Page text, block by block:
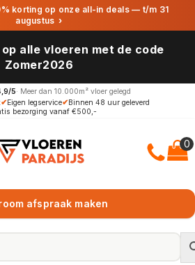
korting op onze all-in deals — t/m 31
augustus ›
alle vloeren met de code
Zomer2026
5· Meer dan 10.000m² vloer gelegd
✔Eigen legservice✔Binnen 48 uur geleverd
bezorging vanaf €500,-
afspraak maken